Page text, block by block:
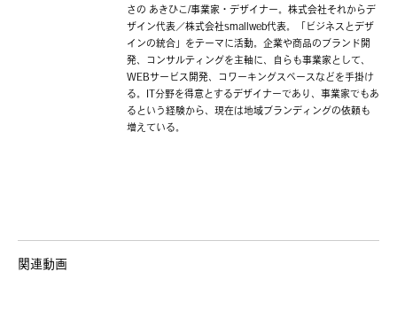
さの あきひこ/事業家・デザイナー。株式会社それからデ
ザイン代表／株式会社smallweb代表。「ビジネスとデザ
インの統合」をテーマに活動。企業や商品のブランド開
発、コンサルティングを主軸に、自らも事業家として、
WEBサービス開発、コワーキングスペースなどを手掛け
る。IT分野を得意とするデザイナーであり、事業家でもあ
るという経験から、現在は地域ブランディングの依頼も
増えている。
関連動画